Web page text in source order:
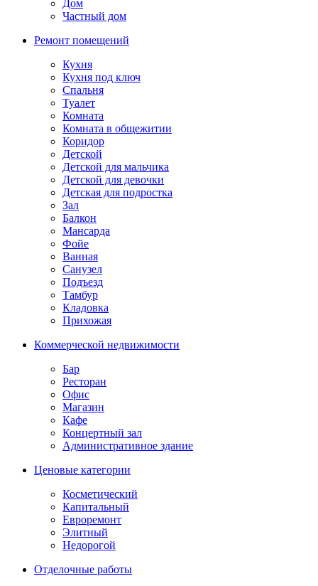
Дом
Частный дом
Ремонт помещений
Кухня
Кухня под ключ
Спальня
Туалет
Комната
Комната в общежитии
Коридор
Детской
Детской для мальчика
Детской для девочки
Детская для подростка
Зал
Балкон
Мансарда
Фойе
Ванная
Санузел
Подъезд
Тамбур
Кладовка
Прихожая
Коммерческой недвижимости
Бар
Ресторан
Офис
Магазин
Кафе
Концертный зал
Административное здание
Ценовые категории
Косметический
Капитальный
Евроремонт
Элитный
Недорогой
Отделочные работы